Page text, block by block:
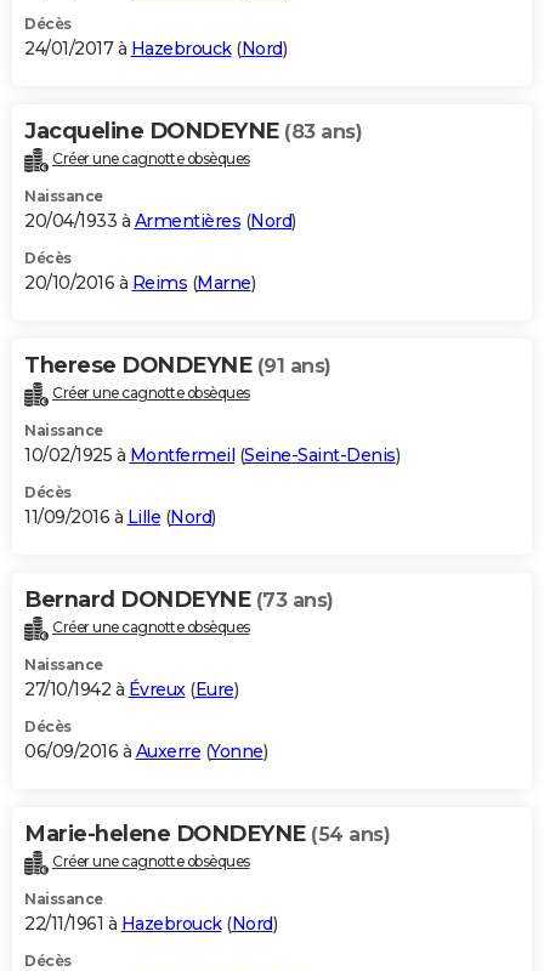
Décès
24/01/2017 à Hazebrouck(Nord)
Jacqueline DONDEYNE (83 ans)
Créer une cagnotte obsèques
Naissance
20/04/1933 à Armentières (Nord)
Décès
20/10/2016 à Reims (Marne)
Therese DONDEYNE (91 ans)
Créer une cagnotte obsèques
Naissance
10/02/1925 à Montfermeil (Seine-Saint-Denis)
Décès
11/09/2016 à Lille (Nord)
Bernard DONDEYNE (73 ans)
Créer une cagnotte obsèques
Naissance
27/10/1942 à Évreux(Eure)
Décès
06/09/2016 à Auxerre (Yonne)
Marie-helene DONDEYNE (54 ans)
Créer une cagnotte obsèques
Naissance
22/11/1961 à Hazebrouck(Nord)
Décès